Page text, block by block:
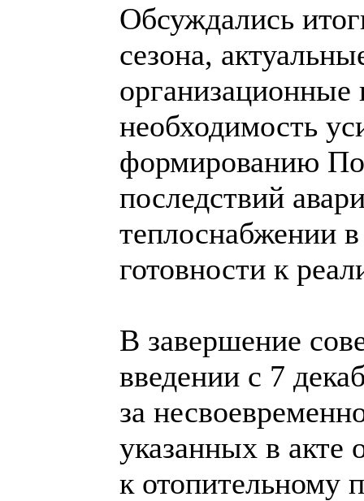
Обсуждались
сезона,
необходимость
формированию
последствий
теплоснабжении
готовности к
В завершение
введении с 7
за
указанных в акте
к отопительному